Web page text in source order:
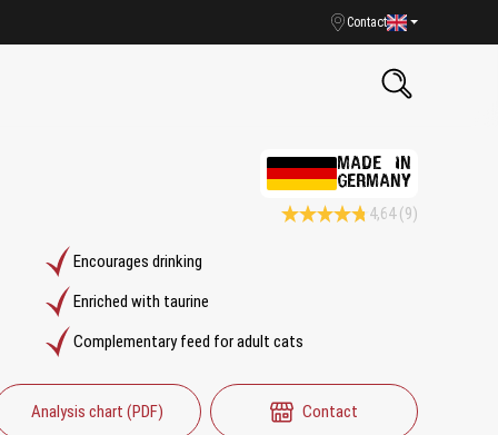
Contact
MADE IN
GERMANY
4,64(9)
Encourages drinking
Enriched with taurine
Complementary feed for adult cats
Analysis chart (PDF) Contact